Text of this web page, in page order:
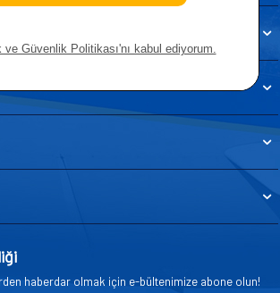
haberdar olmak için e-bültenimize abone olun!